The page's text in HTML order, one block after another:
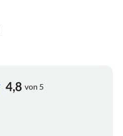
4,8 von 5